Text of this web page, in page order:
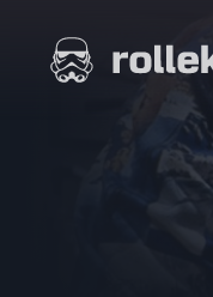
suoraan
sisältöön
Elokuvat ja elokuva-arviot | Rollekino.fi
lopputekstien